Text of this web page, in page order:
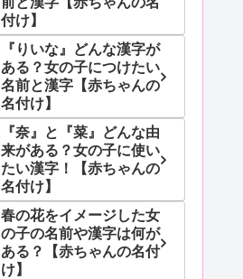
付け】
『りいな』どんな漢字が
ある？女の子につけたい
名前と漢字【赤ちゃんの
名付け】
『奈』と『菜』どんな由
来がある？女の子に使い
たい漢字！【赤ちゃんの
名付け】
春の花をイメージした女
の子の名前や漢字は何が
ある？【赤ちゃんの名付
け】